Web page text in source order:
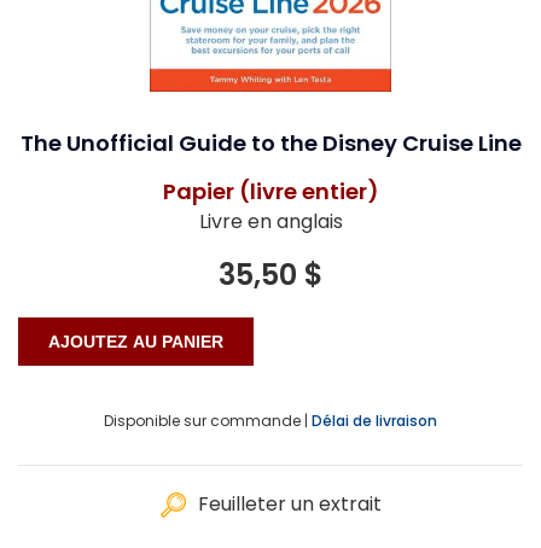
The Unofficial Guide to the Disney Cruise Line
Papier (livre entier)
Livre en anglais
35,50 $
Disponible sur commande | Délai de livraison
Feuilleter un extrait